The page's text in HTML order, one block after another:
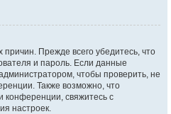
Прежде всего убедитесь, что
и пароль. Если данные
чтобы проверить, не
Также возможно, что
конференции, свяжитесь с
настроек.